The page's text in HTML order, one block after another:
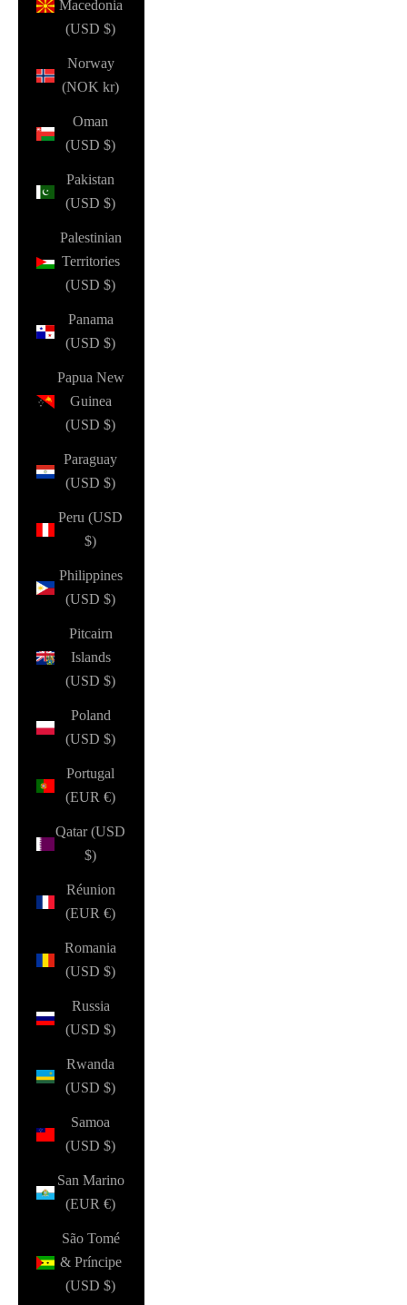
Macedonia
(USD $)
Norway
(NOK kr)
Oman
(USD $)
Pakistan
(USD $)
Palestinian
Territories
(USD $)
Panama
(USD $)
Papua New
Guinea
(USD $)
Paraguay
(USD $)
Peru (USD
$)
Philippines
(USD $)
Pitcairn
Islands
(USD $)
Poland
(USD $)
Portugal
(EUR €)
Qatar (USD
$)
Réunion
(EUR €)
Romania
(USD $)
Russia
(USD $)
Rwanda
(USD $)
Samoa
(USD $)
San Marino
(EUR €)
São Tomé
& Príncipe
(USD $)